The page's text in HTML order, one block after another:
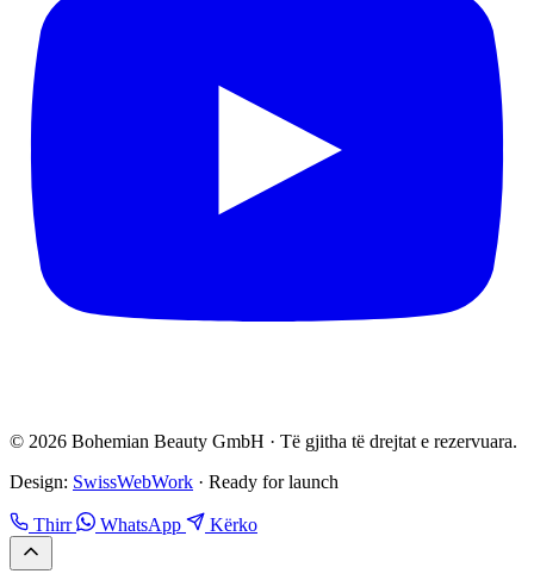
© 2026 Bohemian Beauty GmbH · Të gjitha të drejtat e rezervuara.
Design: SwissWebWork · Ready for launch
Thirr WhatsApp Kërko